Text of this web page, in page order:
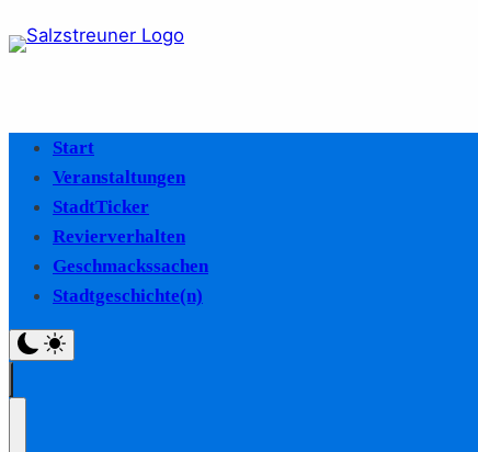
Start
Veranstaltungen
StadtTicker
Revierverhalten
Geschmackssachen
Stadtgeschichte(n)